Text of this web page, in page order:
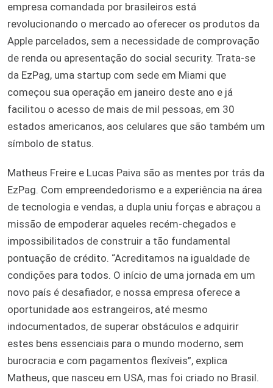
empresa comandada por brasileiros está
revolucionando o mercado ao oferecer os produtos da
Apple parcelados, sem a necessidade de comprovação
de renda ou apresentação do social security. Trata-se
da EzPag, uma startup com sede em Miami que
começou sua operação em janeiro deste ano e já
facilitou o acesso de mais de mil pessoas, em 30
estados americanos, aos celulares que são também um
símbolo de status.
Matheus Freire e Lucas Paiva são as mentes por trás da
EzPag. Com empreendedorismo e a experiência na área
de tecnologia e vendas, a dupla uniu forças e abraçou a
missão de empoderar aqueles recém-chegados e
impossibilitados de construir a tão fundamental
pontuação de crédito. “Acreditamos na igualdade de
condições para todos. O início de uma jornada em um
novo país é desafiador, e nossa empresa oferece a
oportunidade aos estrangeiros, até mesmo
indocumentados, de superar obstáculos e adquirir
estes bens essenciais para o mundo moderno, sem
burocracia e com pagamentos flexíveis”, explica
Matheus, que nasceu em USA, mas foi criado no Brasil.